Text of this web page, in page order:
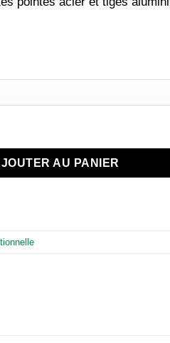
Double Face avec Fléchettes
AU PANIER